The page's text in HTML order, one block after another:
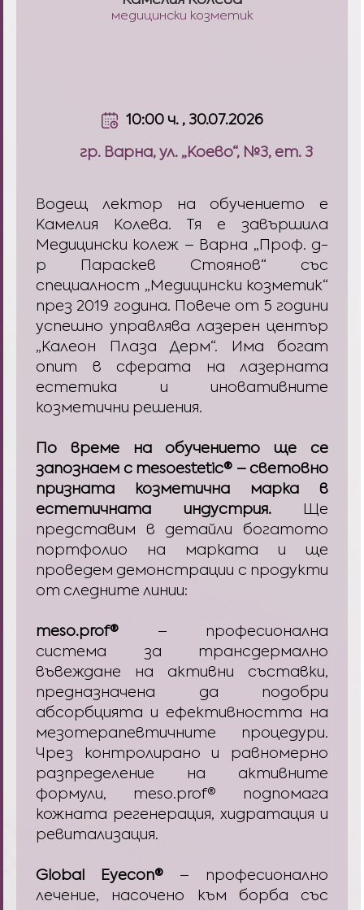
медицински козметик
10:00 ч. , 30.07.2026
гр. Варна, ул. „Коево“, №3, ет. 3
Водещ лектор на обучението е
Камелия Колева. Тя е завършила
Медицински колеж – Варна „Проф. д-
р Параскев Стоянов“ със
специалност „Медицински козметик“
през 2019 година. Повече от 5 години
успешно управлява лазерен център
„Калеон Плаза Дерм“. Има богат
опит в сферата на лазерната
естетика и иновативните
козметични решения.
По време на обучението ще се
запознаем с mesoestetic® – световно
призната козметична марка в
естетичната индустрия. Ще
представим в детайли богатото
портфолио на марката и ще
проведем демонстрации с продукти
от следните линии:
meso.prof® – професионална
система за трансдермално
въвеждане на активни съставки,
предназначена да подобри
абсорбцията и ефективността на
мезотерапевтичните процедури.
Чрез контролирано и равномерно
разпределение на активните
формули, meso.prof® подпомага
кожната регенерация, хидратация и
ревитализация.
Global Eyecon® – професионално
лечение, насочено към борба със